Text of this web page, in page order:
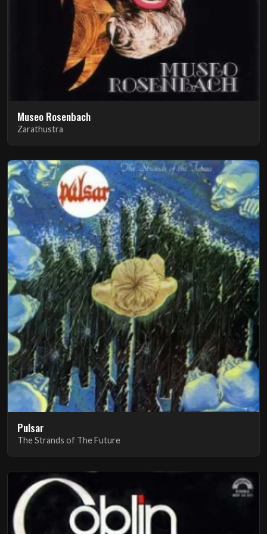
Museo Rosenbach
Zarathustra
Pulsar
The Strands of The Future